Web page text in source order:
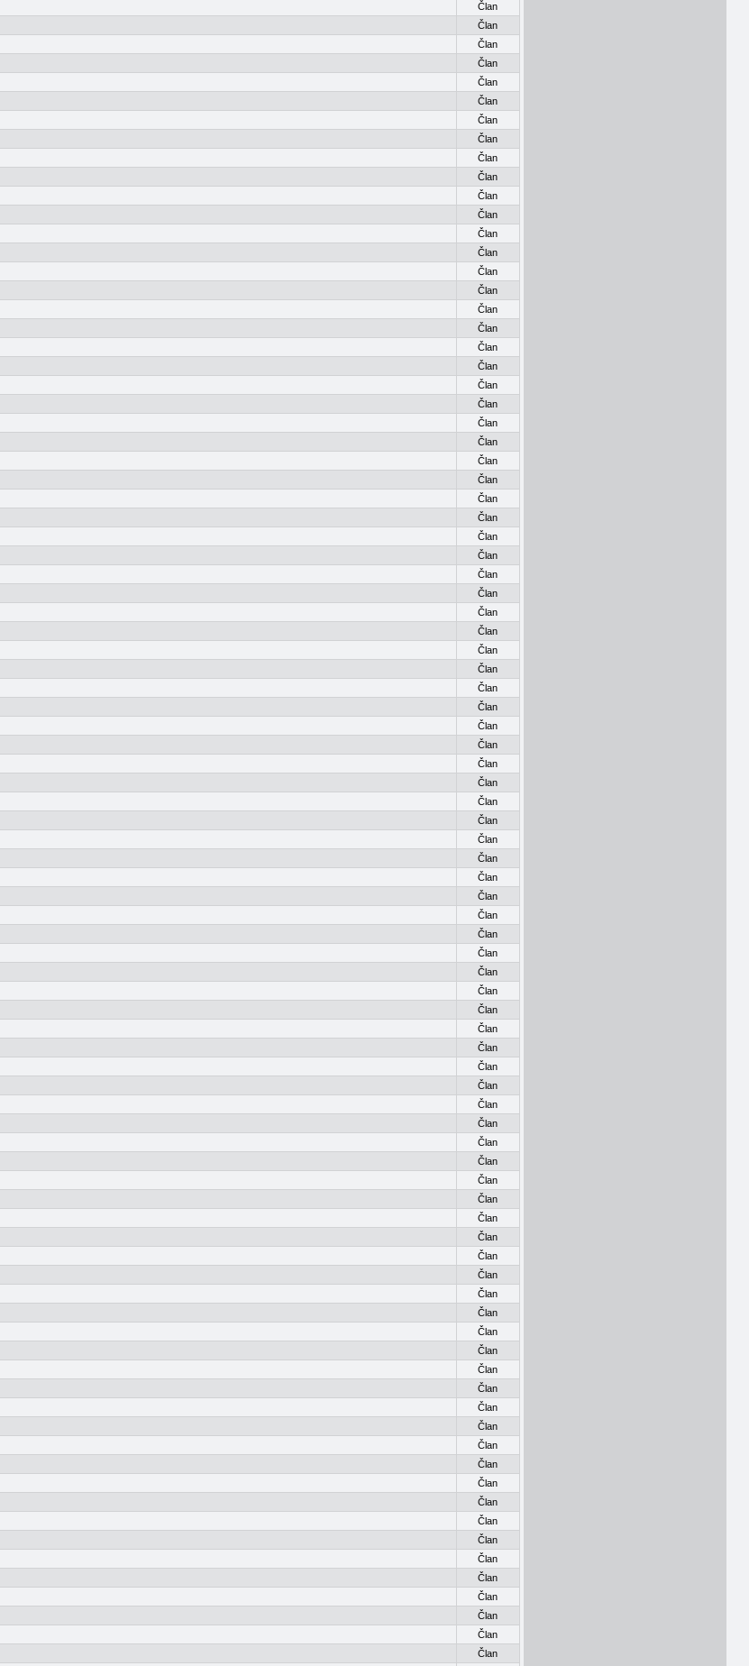
Član
Član
Član
Član
Član
Član
Član
Član
Član
Član
Član
Član
Član
Član
Član
Član
Član
Član
Član
Član
Član
Član
Član
Član
Član
Član
Član
Član
Član
Član
Član
Član
Član
Član
Član
Član
Član
Član
Član
Član
Član
Član
Član
Član
Član
Član
Član
Član
Član
Član
Član
Član
Član
Član
Član
Član
Član
Član
Član
Član
Član
Član
Član
Član
Član
Član
Član
Član
Član
Član
Član
Član
Član
Član
Član
Član
Član
Član
Član
Član
Član
Član
Član
Član
Član
Član
Član
Član